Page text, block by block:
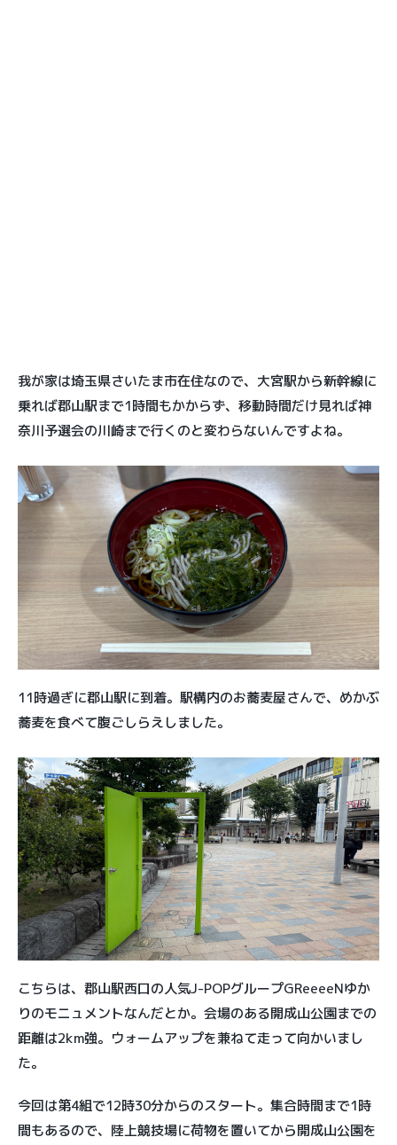
我が家は埼玉県さいたま市在住なので、大宮駅から新幹線に
乗れば郡山駅まで1時間もかからず、移動時間だけ見れば神
奈川予選会の川崎まで行くのと変わらないんですよね。
11時過ぎに郡山駅に到着。駅構内のお蕎麦屋さんで、めかぶ
蕎麦を食べて腹ごしらえしました。
こちらは、郡山駅西口の人気J-POPグループGReeeeNゆか
りのモニュメントなんだとか。会場のある開成山公園までの
距離は2km強。ウォームアップを兼ねて走って向かいまし
た。
今回は第4組で12時30分からのスタート。集合時間まで1時
間もあるので、陸上競技場に荷物を置いてから開成山公園を